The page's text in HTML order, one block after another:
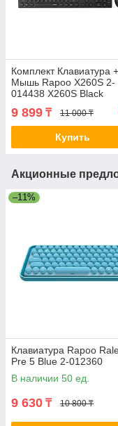
Комплект Клавиатура +
Мышь Rapoo X260S 2-
014438 X260S Black
9 899 ₸ 11 000 ₸
Купить
Акционные
–11%
Клавиатура Rapoo
Pre 5 Blue 2-012360
В наличии 50 ед.
9 630 ₸ 10 800 ₸